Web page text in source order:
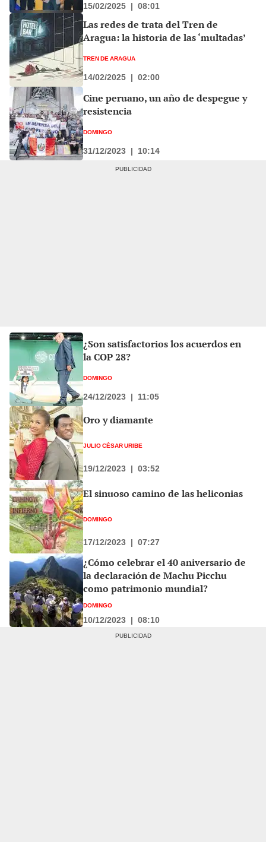
15/02/2025 | 08:01
Las redes de trata del Tren de
Aragua: la historia de las ‘multadas’
TREN DE ARAGUA
14/02/2025 | 02:00
Cine peruano, un año de despegue y
resistencia
DOMINGO
31/12/2023 | 10:14
¿Son satisfactorios los acuerdos en
la COP 28?
DOMINGO
24/12/2023 | 11:05
Oro y diamante
JULIO CÉSAR URIBE
19/12/2023 | 03:52
El sinuoso camino de las heliconias
DOMINGO
17/12/2023 | 07:27
¿Cómo celebrar el 40 aniversario de
la declaración de Machu Picchu
como patrimonio mundial?
DOMINGO
10/12/2023 | 08:10